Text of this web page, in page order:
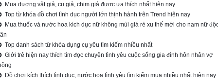
Mua dương vật giả, cu giả, chim giả được ưa thích nhất hiện nay
Top từ khóa đồ chơi tình dục người lớn thịnh hành trên Trend hiện nay
Mua thuốc và nước hoa kích dục nữ không mùi giá rẻ xu thế mới cho nam nữ
Top danh sách từ khóa dụng cụ yêu tìm kiếm nhiều nhất
Giới trẻ hiện nay thích tìm đọc chuyện tình yêu cuộc sống gia đình hôn nhân vợ
Đồ chơi kích thích tình dục, nước hoa tình yêu tìm kiếm mua nhiều nhất hiện nay